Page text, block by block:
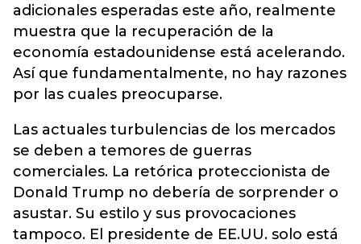
adicionales esperadas este año, realmente
muestra que la recuperación de la
economía estadounidense está acelerando.
Así que fundamentalmente, no hay razones
por las cuales preocuparse.
Las actuales turbulencias de los mercados
se deben a temores de guerras
comerciales. La retórica proteccionista de
Donald Trump no debería de sorprender o
asustar. Su estilo y sus provocaciones
tampoco. El presidente de EE.UU. solo está